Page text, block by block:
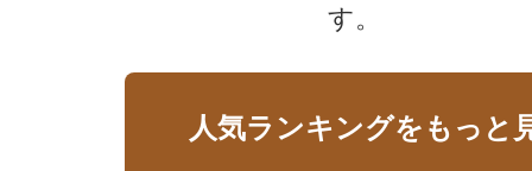
す。
人気ランキングをもっと